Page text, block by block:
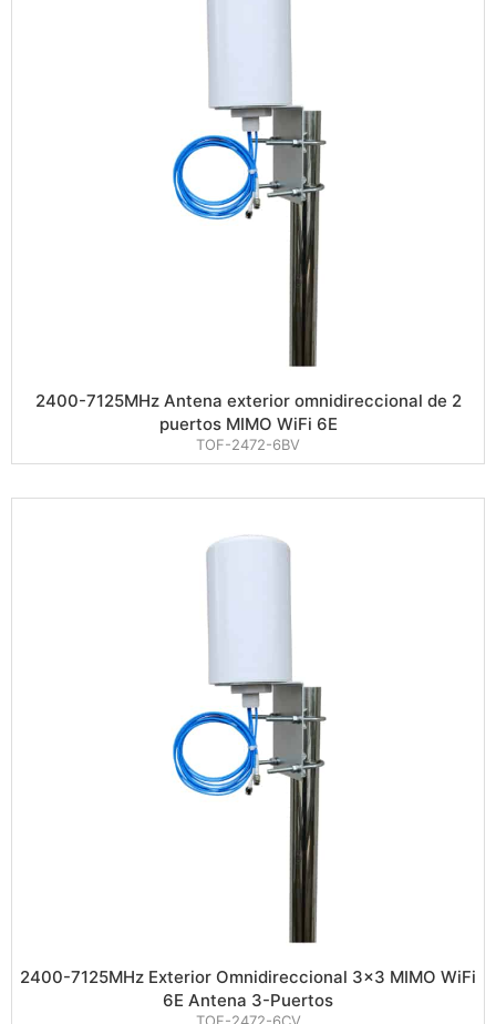
2400-7125MHz Antena exterior omnidireccional de 2
puertos MIMO WiFi 6E
TOF-2472-6BV
2400-7125MHz Exterior Omnidireccional 3×3 MIMO WiFi
6E Antena 3-Puertos
TOF-2472-6CV